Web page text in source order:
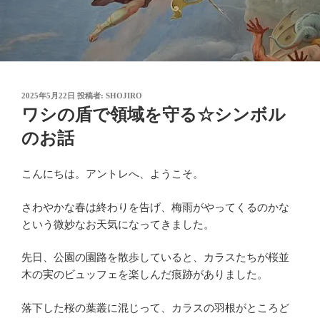
投
稿
日:
2025年5月22日 投稿者: SHOJIRO
ワシの盾で領域を守る☆シンボル
のお話
こんにちは。アントレへ、ようこそ。
さわやかな春は終わりを告げ、梅雨がやってくるのかな
という微妙なお天気になってきました。
先日、公園の園路を散歩していると、カラスたちが桜並
木の実のビュッフェを楽しんだ痕跡がありました。
落下した桜の葉叢に混じって、カラスの羽根がところど